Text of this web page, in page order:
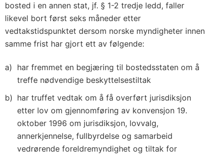
bosted i en annen stat, jf. § 1-2 tredje ledd, faller
likevel bort først seks måneder etter
vedtakstidspunktet dersom norske myndigheter innen
samme frist har gjort ett av følgende:
har fremmet en begjæring til bostedsstaten om å
treffe nødvendige beskyttelsestiltak
har truffet vedtak om å få overført jurisdiksjon
etter lov om gjennomføring av konvensjon 19.
oktober 1996 om jurisdiksjon, lovvalg,
annerkjennelse, fullbyrdelse og samarbeid
vedrørende foreldremyndighet og tiltak for